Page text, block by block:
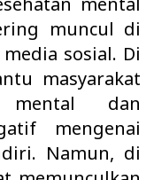
muncul di
sosial. Di
masyarakat
mental dan
mengenai
Namun, di